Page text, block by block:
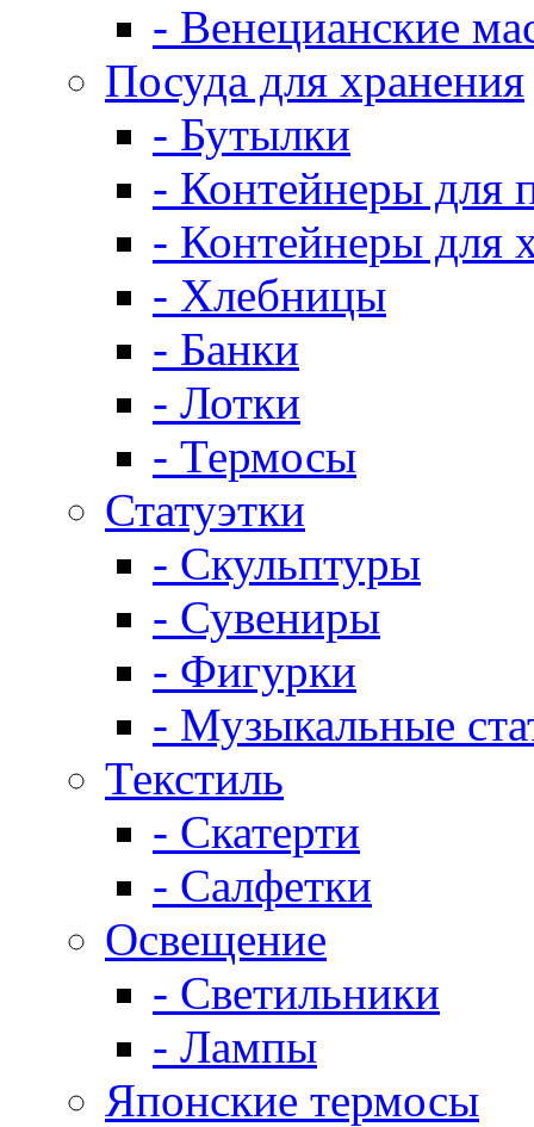
- Венецианские
Посуда для хранения
- Бутылки
- Контейнеры для
- Контейнеры для
- Хлебницы
- Банки
- Лотки
- Термосы
Статуэтки
- Скульптуры
- Сувениры
- Фигурки
- Музыкальные
Текстиль
- Скатерти
- Салфетки
Освещение
- Светильники
- Лампы
Японские термосы